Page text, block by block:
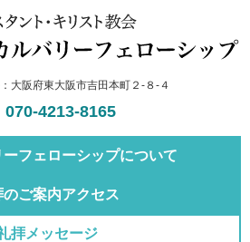
大阪府東大阪市吉田本町２-８-４
070-4213-8165
ーフェローシップについて
のご案内アクセス
拝メッセージ